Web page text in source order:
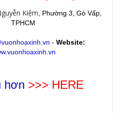
Kiệm , Phường 3, Gò Vấp,
TPHCM
- Website:
hơn >>> HERE